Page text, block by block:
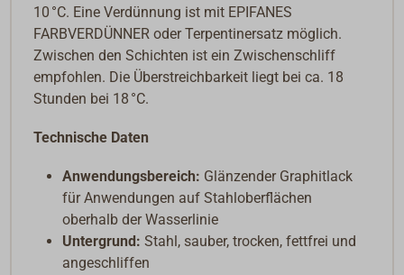
10 °C. Eine Verdünnung ist mit EPIFANES
FARBVERDÜNNER oder Terpentinersatz möglich.
Zwischen den Schichten ist ein Zwischenschliff
empfohlen. Die Überstreichbarkeit liegt bei ca. 18
Stunden bei 18 °C.
Technische Daten
Anwendungsbereich: Glänzender Graphitlack
für Anwendungen auf Stahloberflächen
oberhalb der Wasserlinie
Untergrund: Stahl, sauber, trocken, fettfrei und
angeschliffen